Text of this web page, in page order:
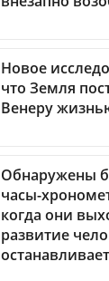
Новое
что Земля
Венеру
Обнаружены
часы-
когда они
развитие